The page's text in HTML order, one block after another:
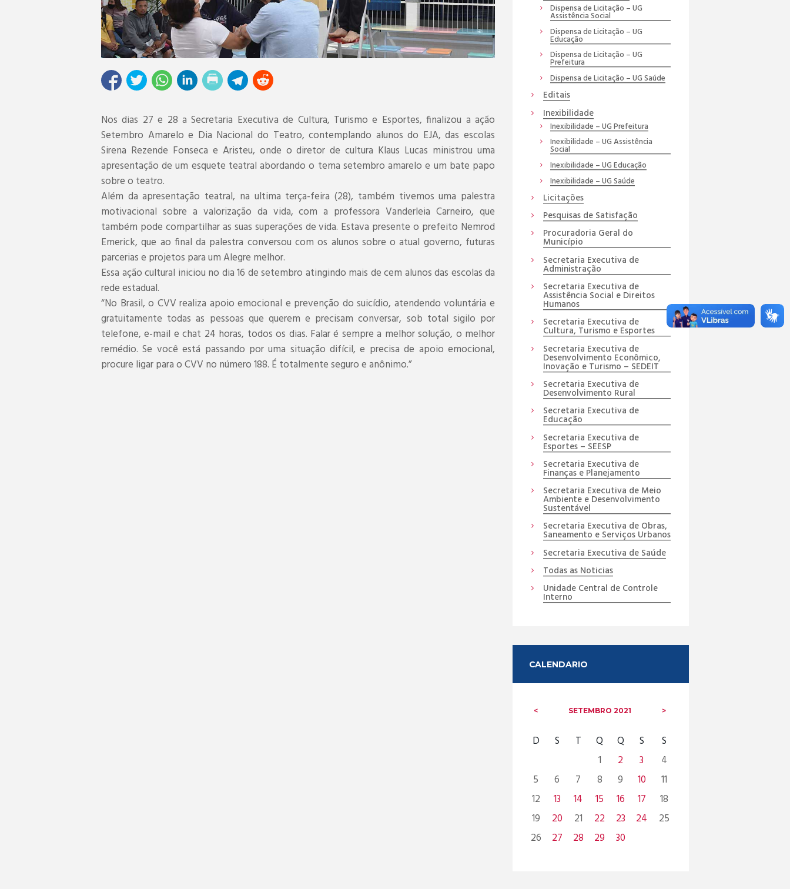
Nos dias 27 e 28 a Secretaria Executiva de Cultura, Turismo e Esportes, finalizou a ação
Setembro Amarelo e Dia Nacional do Teatro, contemplando alunos do EJA, das escolas
Sirena Rezende Fonseca e Aristeu, onde o diretor de cultura Klaus Lucas ministrou uma
apresentação de um esquete teatral abordando o tema setembro amarelo e um bate papo
sobre o teatro.
Além da apresentação teatral, na ultima terça-feira (28), também tivemos uma palestra
motivacional sobre a valorização da vida, com a professora Vanderleia Carneiro, que
também pode compartilhar as suas superações de vida. Estava presente o prefeito Nemrod
Emerick, que ao final da palestra conversou com os alunos sobre o atual governo, futuras
parcerias e projetos para um Alegre melhor.
Essa ação cultural iniciou no dia 16 de setembro atingindo mais de cem alunos das escolas da
rede estadual.
“No Brasil, o CVV realiza apoio emocional e prevenção do suicídio, atendendo voluntária e
gratuitamente todas as pessoas que querem e precisam conversar, sob total sigilo por
telefone, e-mail e chat 24 horas, todos os dias. Falar é sempre a melhor solução, o melhor
remédio. Se você está passando por uma situação difícil, e precisa de apoio emocional,
procure ligar para o CVV no número 188. É totalmente seguro e anônimo.”
Dispensa de Licitação – UG
Assistência Social
Dispensa de Licitação – UG
Educação
Dispensa de Licitação – UG
Prefeitura
Dispensa de Licitação – UG Saúde
Editais
Inexibilidade
Inexibilidade – UG Prefeitura
Inexibilidade – UG Assistência
Social
Inexibilidade – UG Educação
Inexibilidade – UG Saúde
Licitações
Pesquisas de Satisfação
Procuradoria Geral do
Município
Secretaria Executiva de
Administração
Secretaria Executiva de
Assistência Social e Direitos
Humanos
Secretaria Executiva de
Cultura, Turismo e Esportes
Secretaria Executiva de
Desenvolvimento Econômico,
Inovação e Turismo – SEDEIT
Secretaria Executiva de
Desenvolvimento Rural
Secretaria Executiva de
Educação
Secretaria Executiva de
Esportes – SEESP
Secretaria Executiva de
Finanças e Planejamento
Secretaria Executiva de Meio
Ambiente e Desenvolvimento
Sustentável
Secretaria Executiva de Obras,
Saneamento e Serviços Urbanos
Secretaria Executiva de Saúde
Todas as Noticias
Unidade Central de Controle
Interno
CALENDARIO
SETEMBRO 2021
D S T Q Q S
S
1
2 3
4
5
6 7 8 9 10
11
12
13 14 15 16 17
18
19
20 21 22 23 24
25
26
27 28 29 30